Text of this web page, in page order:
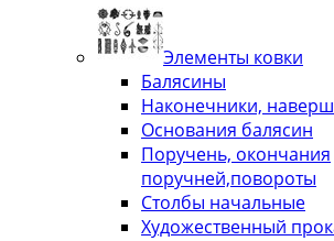
Элементы ковки
Балясины
Наконечники,
Основания балясин
Поручень, окончания
поручней,повороты
Столбы начальные
Художественный